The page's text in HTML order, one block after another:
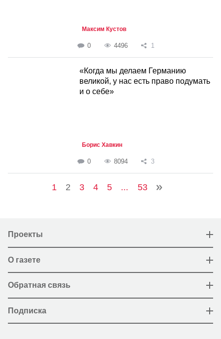
Максим Кустов
0 4496 1
«Когда мы делаем Германию
великой, у нас есть право подумать
и о себе»
Борис Хавкин
0 8094 3
1 2 3 4 5 ... 53
Проекты
О газете
Обратная связь
Подписка